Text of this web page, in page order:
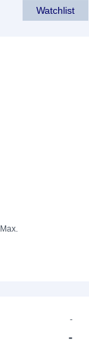
Watchlist
Max.
-
-